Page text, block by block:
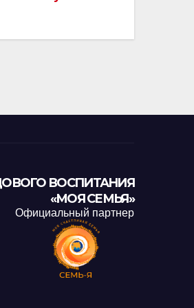
ВОСПИТАНИЯ
«МОЯ СЕМЬЯ»
Официальный партнер